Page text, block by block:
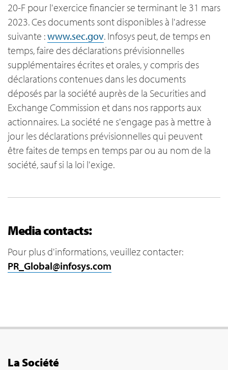
20-F pour l'exercice financier se terminant le 31 mars
2023. Ces documents sont disponibles à l'adresse
suivante :www.sec.gov. Infosys peut, de temps en
temps, faire des déclarations prévisionnelles
supplémentaires écrites et orales, y compris des
déclarations contenues dans les documents
déposés par la société auprès de la Securities and
Exchange Commission et dans nos rapports aux
actionnaires. La société ne s'engage pas à mettre à
jour les déclarations prévisionnelles qui peuvent
être faites de temps en temps par ou au nom de la
société, sauf si la loi l'exige.
Media contacts:
Pour plus d'informations, veuillez contacter:
PR_Global@infosys.com
La Société